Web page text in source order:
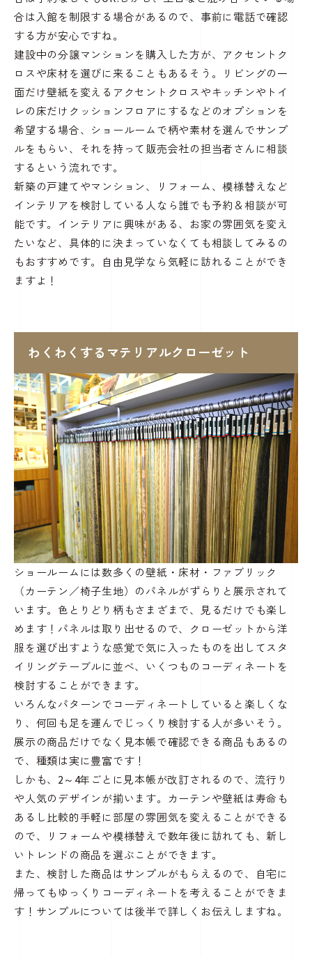
合は入館を制限する場合があるので、事前に電話で確認
する方が安心ですね。
建設中の分譲マンションを購入した方が、アクセントク
ロスや床材を選びに来ることもあるそう。リビングの一
面だけ壁紙を変えるアクセントクロスやキッチンやトイ
レの床だけクッションフロアにするなどのオプションを
希望する場合、ショールームで柄や素材を選んでサンプ
ルをもらい、それを持って販売会社の担当者さんに相談
するという流れです。
新築の戸建てやマンション、リフォーム、模様替えなど
インテリアを検討している人なら誰でも予約＆相談が可
能です。インテリアに興味がある、お家の雰囲気を変え
たいなど、具体的に決まっていなくても相談してみるの
もおすすめです。自由見学なら気軽に訪れることができ
ますよ！
わくわくするマテリアルクローゼット
ショールームには数多くの壁紙・床材・ファブリック
（カーテン／椅子生地）のパネルがずらりと展示されて
います。色とりどり柄もさまざまで、見るだけでも楽し
めます！パネルは取り出せるので、クローゼットから洋
服を選び出すような感覚で気に入ったものを出してスタ
イリングテーブルに並べ、いくつものコーディネートを
検討することができます。
いろんなパターンでコーディネートしていると楽しくな
り、何回も足を運んでじっくり検討する人が多いそう。
展示の商品だけでなく見本帳で確認できる商品もあるの
で、種類は実に豊富です！
しかも、2～4年ごとに見本帳が改訂されるので、流行り
や人気のデザインが揃います。カーテンや壁紙は寿命も
あるし比較的手軽に部屋の雰囲気を変えることができる
ので、リフォームや模様替えで数年後に訪れても、新し
いトレンドの商品を選ぶことができます。
また、検討した商品はサンプルがもらえるので、自宅に
帰ってもゆっくりコーディネートを考えることができま
す！サンプルについては後半で詳しくお伝えしますね。